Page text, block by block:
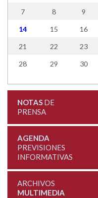
7 8 9
14 15 16
21 22 23
28 29 30
NOTASDE
PRENSA
AGENDA
PREVISIONES
INFORMATIVAS
ARCHIVOS
MULTIMEDIA